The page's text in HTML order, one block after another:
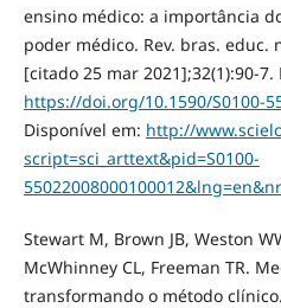
ensino médico: a importância
poder médico. Rev. bras.
[citado 25 mar 2021];32(1):90-7.
https://doi.org/10.1590/S0100-
Disponível em: http://
script=sci_arttext&pid=S0100-
Stewart M, Brown JB, Weston
McWhinney CL, Freeman TR.
transformando o método